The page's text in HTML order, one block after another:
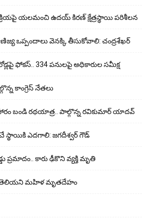
యలమంచి ఉదయ్ కిరణ్ క్షేత్రస్థాయి పరిశీలన
ఒప్పందాలు వెనక్కి తీసుకోవాలి: చంద్రశేఖర్
ఫోకస్.. 334 పనులపై అధికారుల సమీక్ష
కాంగ్రెస్ నేతలు
బండి రథయాత్ర.. పాల్గొన్న రవికుమార్ యాదవ్
స్థాయికి ఎదగాలి: జగదీశ్వర్‌ గౌడ్
ప్రమాదం.. కారు ఢీకొని వ్యక్తి మృతి
మహిళ మృతదేహం